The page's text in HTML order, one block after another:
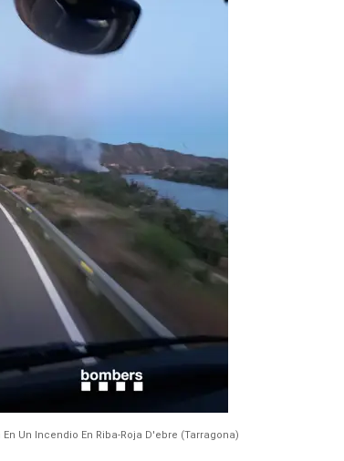
Un Incendio En Riba-Roja D'ebre (Tarragona)